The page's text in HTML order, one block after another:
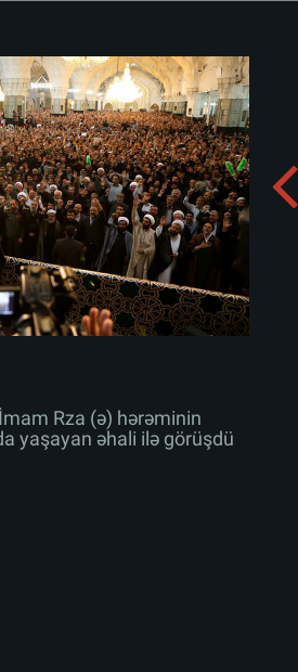
Rza (ə) hərəminin ziyarətçiləri
ilə görüşdü
Albomu yüklə:
Rza (ə) hərəminin
yaşayan əhali ilə görüşdü